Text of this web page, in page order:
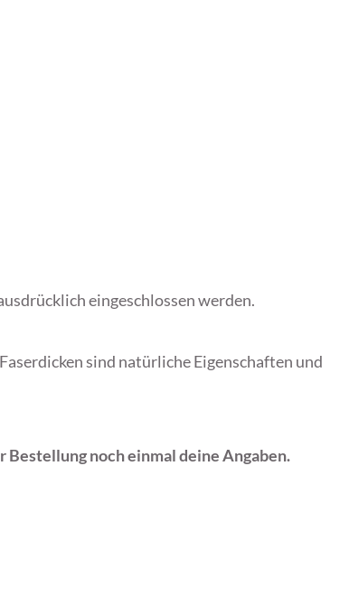
eingeschlossen werden.
sind natürliche Eigenschaften und
noch einmal deine Angaben.